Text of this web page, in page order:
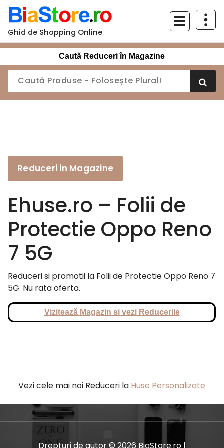
Sari
conținut
Ghid de Shopping Online
Caută Reduceri în Magazine
Reduceri in Magazine
Ehuse.ro – Folii de
Protectie Oppo Reno
7 5G
Reduceri si promotii la Folii de Protectie Oppo Reno 7
5G. Nu rata oferta.
Vizitează Magazin si vezi Reducerile
Vezi cele mai noi Reduceri la Huse Personalizate